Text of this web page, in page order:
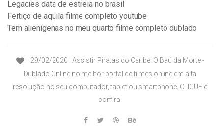
Legacies data de estreia no brasil
Feitiço de aquila filme completo youtube
Tem alienigenas no meu quarto filme completo dublado
29/02/2020 · Assistir Piratas do Caribe: O Baú da Morte -
Dublado Online no melhor portal de filmes online em alta
resolução no seu computador, tablet ou smartphone. CLIQUE e
confira!